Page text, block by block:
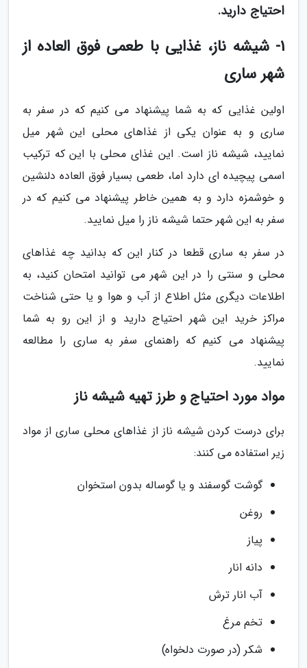
احتیاج دارید.
1- شیشه ناز، غذایی با طعمی فوق العاده از
شهر ساری
اولین غذایی که به شما پیشنهاد می کنیم که در سفر به
ساری و به عنوان یکی از غذاهای محلی این شهر میل
نمایید، شیشه ناز است. این غذای محلی با این که ترکیب
اسمی پیچیده ای دارد اما، طعمی بسیار فوق العاده دلنشین
و خوشمزه دارد و به همین خاطر پیشنهاد می کنیم که در
سفر به این شهر حتما شیشه ناز را میل نمایید.
در سفر به ساری قطعا در کنار این که بدانید چه غذاهای
محلی و سنتی را در این شهر می توانید امتحان کنید، به
اطلاعات دیگری مثل اطلاع از آب و هوا و یا حتی شناخت
مراکز خرید این شهر احتیاج دارید و از این رو به شما
پیشنهاد می کنیم که راهنمای سفر به ساری را مطالعه
نمایید.
مواد مورد احتیاج و طرز تهیه شیشه ناز
برای درست کردن شیشه ناز از غذاهای محلی ساری از مواد
زیر استفاده می کنند:
گوشت گوسفند و یا گوساله بدون استخوان
روغن
پیاز
دانه انار
آب انار ترش
تخم مرغ
شکر (در صورت دلخواه)